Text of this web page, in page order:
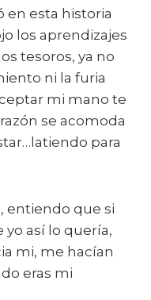
en esta historia
los aprendizajes
tesoros, ya no
ni la furia
mi mano te
se acomoda
para
entiendo que si
así lo quería,
mi, me hacían
eras mi